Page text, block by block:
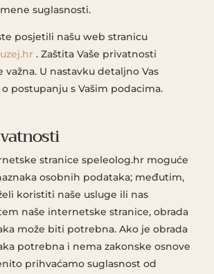
suglasnosti.
posjetili našu web stranicu
. Zaštita Vaše privatnosti
važna. U nastavku detaljno Vas
postupanju s Vašim podacima.
stranice speleolog.hr moguće
osobnih podataka; međutim,
koristiti naše usluge ili nas
naše internetske stranice, obrada
može biti potrebna. Ako je obrada
potrebna i nema zakonske osnove
prihvaćamo suglasnost od